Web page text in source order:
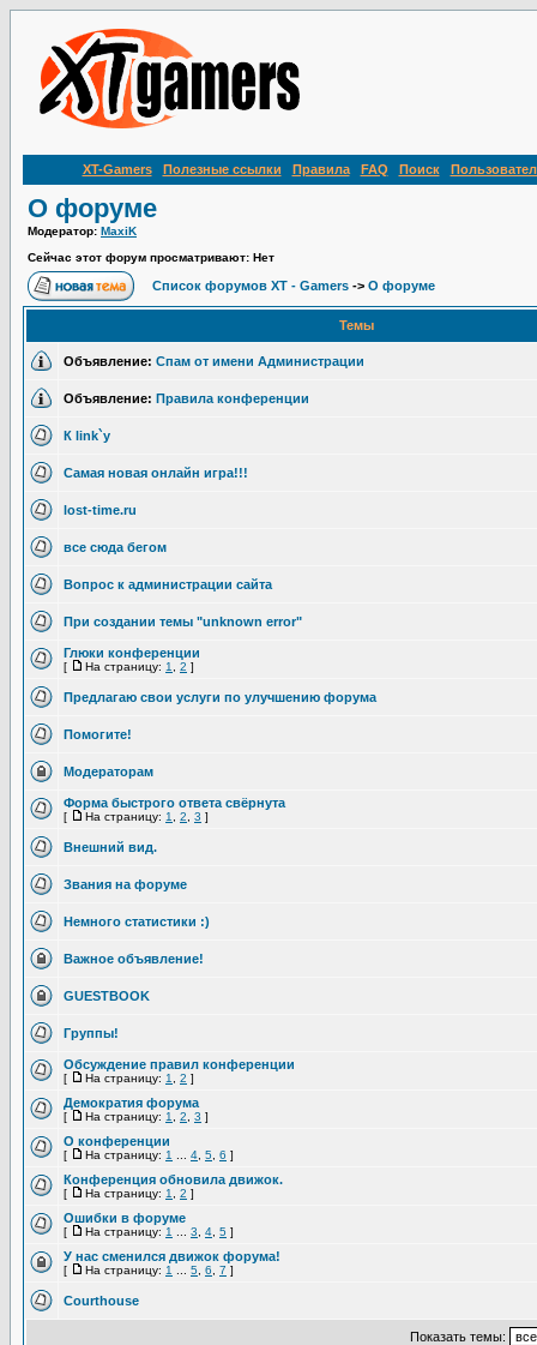
XT-Gamers Полезные ссылки Правила FAQ Поиск
О форуме
Модератор: MaxiK
Сейчас этот форум просматривают: Нет
Список форумов XT - Gamers -> О форуме
Темы
Объявление: Спам от имени Администрации
Объявление: Правила конференции
К link`y
Самая новая онлайн игра!!!
lost-time.ru
все сюда бегом
Вопрос к администрации сайта
При создании темы "unknown error"
Глюки конференции
[ На страницу: 1 2 ]
Предлагаю свои услуги по улучшению форума
Помогите!
Модераторам
Форма быстрого ответа свёрнута
[ На страницу: 1 2 3 ]
Внешний вид.
Звания на форуме
Немного статистики :)
Важное объявление!
GUESTBOOK
Группы!
Обсуждение правил конференции
[ На страницу: 1 2 ]
Демократия форума
[ На страницу: 1 2 3 ]
О конференции
[ На страницу: 1 4 5 6 ]
Конференция обновила движок.
[ На страницу: 1 2 ]
Ошибки в форуме
[ На страницу: 1 3 4 5 ]
У нас сменился движок форума!
[ На страницу: 1 5 6 7 ]
Courthouse
Показать темы: